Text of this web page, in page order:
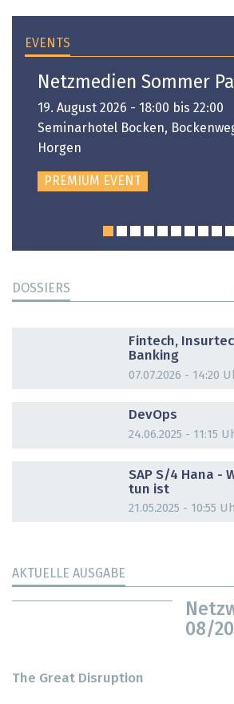
EVENTS
Netzmedien Sommer
19. August 2026 - 18:00 bis 22:00
Seminarhotel Bocken,
Horgen
PREMIUM EVENT
DOSSIERS
Fintech,
Banking
07.07.2026 - 14:20
DevOps
24.06.2025 - 11:15
SAP S/4 Hana -
tun ist
21.05.2025 - 10:55
AKTUELLE AUSGABE
08/
The Great Disruption